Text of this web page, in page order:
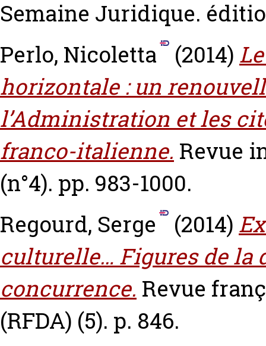
Semaine Juridique.
Perlo, Nicoletta
(2014)
horizontale : un
l’Administration et les
franco-italienne. Revue
(n°4). pp. 983-1000.
Regourd, Serge
(2014)
culturelle… Figures de la
concurrence. Revue
(RFDA) (5). p. 846.